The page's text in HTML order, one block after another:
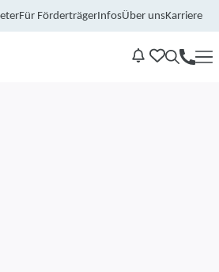
Für FörderträgerInfosÜber unsKarriere
Kontakt